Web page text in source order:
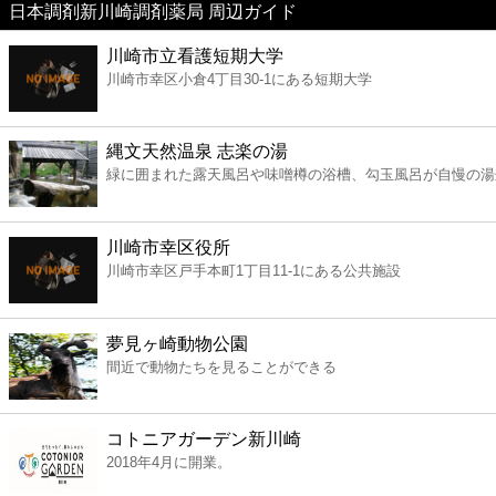
美容
コンビニ
薬局
スーパー
エンタメ
レジャー
書店
ファミレス
日本調剤新川崎調剤薬局 周辺ガイド
川崎市立看護短期大学
川崎市幸区小倉4丁目30-1にある短期大学
縄文天然温泉 志楽の湯
緑に囲まれた露天風呂や味噌樽の浴槽、勾玉風呂が自慢の
川崎市幸区役所
川崎市幸区戸手本町1丁目11-1にある公共施設
夢見ヶ崎動物公園
間近で動物たちを見ることができる
コトニアガーデン新川崎
2018年4月に開業。